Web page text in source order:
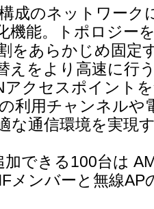
のネットワーク
機能。トポロジー
をあらかじめ固定
えをより高速に行
クセスポイントを
利用チャンネルや
な通信環境を実現
できる100台は
メンバーと無線AP